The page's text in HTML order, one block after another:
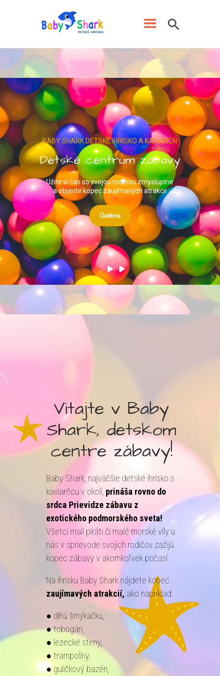
Detské ihrisko s kaviarňou v Prievidzi
DOMOV
CENNÍK
NARODENINY
ŠKOLY, ŠKÔLKY A
ORGANIZÁCIE
KLUB BABY SHARK
PREVÁDZKOVÝ PORIADOK
GALÉRIA
KONTAKT
Vitajte v Baby
Shark, detskom
centre zábavy!
Baby Shark, najväčšie detské ihrisko s
kaviarňou v okolí, prináša rovno do
srdca Prievidze zábavu z
exotického podmorského sveta!
Všetci malí piráti či malé morské víly u
nás v sprievode svojich rodičov zažijú
kopec zábavy v akomkoľvek počasí.
Na ihrisku Baby Shark nájdete kopec
zaujímavých atrakcií, ako napríklad:
● dlhú šmýkačku,
● tobogán,
● lezecké steny,
● trampolíny,
● guličkový bazén,